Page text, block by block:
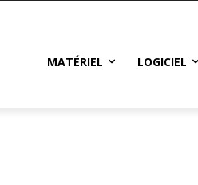
MATÉRIEL LOGICIEL